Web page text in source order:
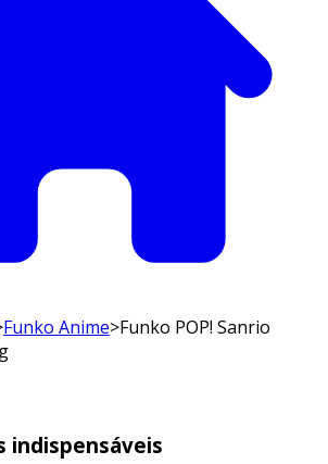
Funko Anime>Funko POP! Sanrio
indispensáveis